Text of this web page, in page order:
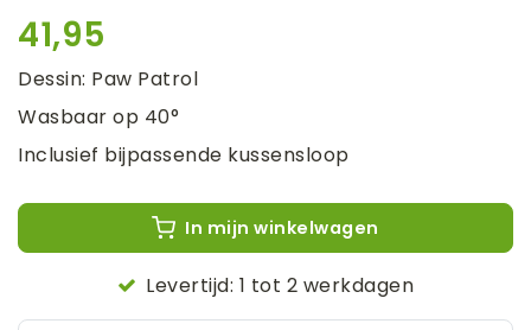
41,95
Dessin: Paw Patrol
Wasbaar op 40°
Inclusief bijpassende kussensloop
In mijn winkelwagen
Levertijd: 1 tot 2 werkdagen